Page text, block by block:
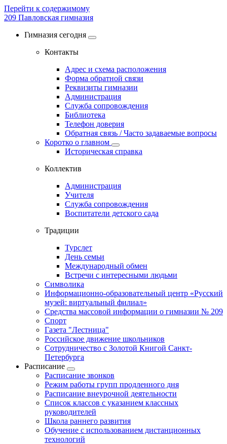
Перейти к содержимому
209 Павловская гимназия
Гимназия сегодня
Контакты
Адрес и схема расположения
Форма обратной связи
Реквизиты гимназии
Администрация
Служба сопровождения
Библиотека
Телефон доверия
Обратная связь / Часто задаваемые вопросы
Коротко о главном
Историческая справка
Коллектив
Администрация
Учителя
Служба сопровождения
Воспитатели детского сада
Традиции
Турслет
День семьи
Международный обмен
Встречи с интересными людьми
Символика
Информационно-образовательный центр «Русский
музей: виртуальный филиал»
Средства массовой информации о гимназии № 209
Спорт
Газета "Лестница"
Российское движение школьников
Сотрудничество с Золотой Книгой Санкт-
Петербурга
Расписание
Расписание звонков
Режим работы групп продленного дня
Расписание внеурочной деятельности
Список классов с указанием классных
руководителей
Школа раннего развития
Обучение с использованием дистанционных
технологий